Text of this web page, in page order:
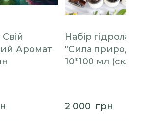
Аромат
Набір гідролатів
"Сила природи"
10*100 мл (скло)
2 000  грн